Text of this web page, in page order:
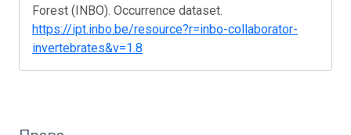
Forest (INBO). Occurrence dataset.
https://ipt.inbo.be/resource?r=inbo-collaborator-
invertebrates&v=1.8